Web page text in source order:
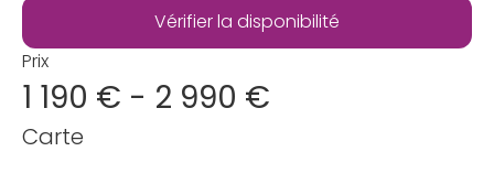
Prix
1 190 € - 2 990 €
Carte